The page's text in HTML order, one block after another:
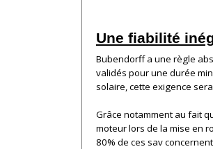
Une fiabilité
Bubendorff a une règle
validés pour une durée
solaire, cette exigence
Grâce notamment au fait
moteur lors de la mise en
80% de ces sav